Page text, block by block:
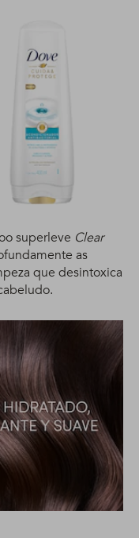
superleve Clear
as
que desintoxica